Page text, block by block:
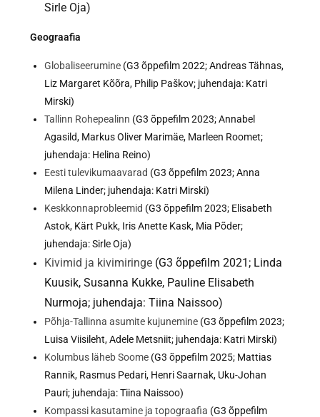
Sirle Oja)
Geograafia
Globaliseerumine (G3 õppefilm 2022; Andreas Tähnas,
Liz Margaret Kõõra, Philip Paškov; juhendaja: Katri
Mirski)
Tallinn Rohepealinn (G3 õppefilm 2023; Annabel
Agasild, Markus Oliver Marimäe, Marleen Roomet;
juhendaja: Helina Reino)
Eesti tulevikumaavarad (G3 õppefilm 2023; Anna
Milena Linder; juhendaja: Katri Mirski)
Keskkonnaprobleemid (G3 õppefilm 2023; Elisabeth
Astok, Kärt Pukk, Iris Anette Kask, Mia Põder;
juhendaja: Sirle Oja)
Kivimid ja kivimiringe (G3 õppefilm 2021; Linda
Kuusik, Susanna Kukke, Pauline Elisabeth
Nurmoja; juhendaja: Tiina Naissoo)
Põhja-Tallinna asumite kujunemine (G3 õppefilm 2023;
Luisa Viisileht, Adele Metsniit; juhendaja: Katri Mirski)
Kolumbus läheb Soome (G3 õppefilm 2025; Mattias
Rannik, Rasmus Pedari, Henri Saarnak, Uku-Johan
Pauri; juhendaja: Tiina Naissoo)
Kompassi kasutamine ja topograafia (G3 õppefilm